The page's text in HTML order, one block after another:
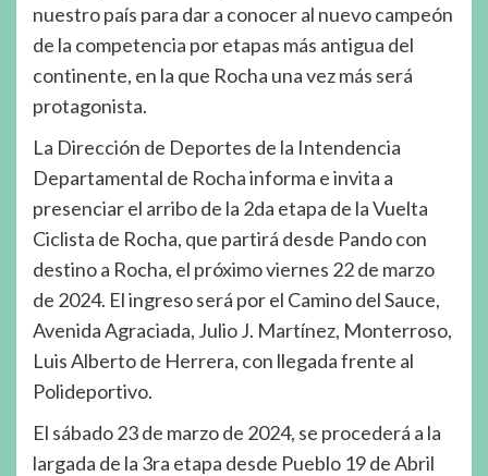
nuestro país para dar a conocer al nuevo campeón
de la competencia por etapas más antigua del
continente, en la que Rocha una vez más será
protagonista.
La Dirección de Deportes de la Intendencia
Departamental de Rocha informa e invita a
presenciar el arribo de la 2da etapa de la Vuelta
Ciclista de Rocha, que partirá desde Pando con
destino a Rocha, el próximo viernes 22 de marzo
de 2024. El ingreso será por el Camino del Sauce,
Avenida Agraciada, Julio J. Martínez, Monterroso,
Luis Alberto de Herrera, con llegada frente al
Polideportivo.
El sábado 23 de marzo de 2024, se procederá a la
largada de la 3ra etapa desde Pueblo 19 de Abril